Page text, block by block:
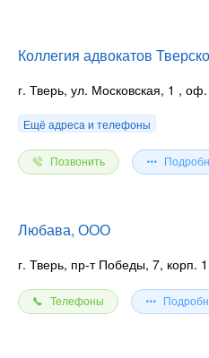
Коллегия адвокатов
г. Тверь, ул. Московская, 1 ,
Ещё адреса и телефоны
Позвонить
Любава, ООО
г. Тверь, пр-т Победы, 7, корп. 1
Телефоны